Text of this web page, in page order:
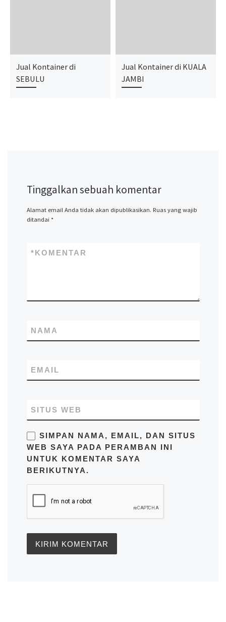
Jual Kontainer di
SEBULU
Jual Kontainer di KUALA
JAMBI
Tinggalkan sebuah komentar
Alamat email Anda tidak akan dipublikasikan. Ruas yang wajib
ditandai *
KOMENTAR
*
NAMA
EMAIL
SITUS WEB
SIMPAN NAMA, EMAIL, DAN SITUS
WEB SAYA PADA PERAMBAN INI
UNTUK KOMENTAR SAYA
BERIKUTNYA.